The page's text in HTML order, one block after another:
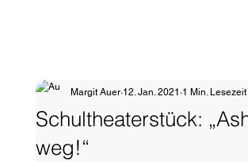
Schultheaterstück:
weg!“
Margit Auer 12. Jan. 2021 1 Min. Lesezeit